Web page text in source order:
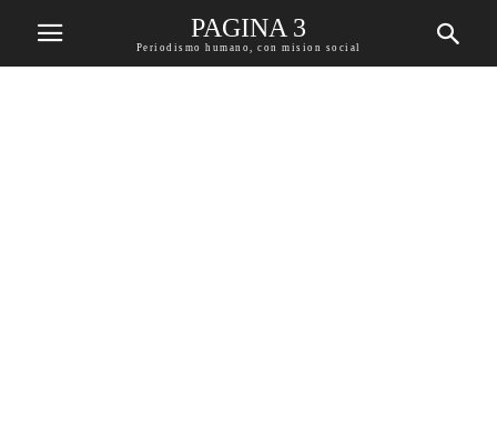
PAGINA 3
Periodismo humano, con mision social